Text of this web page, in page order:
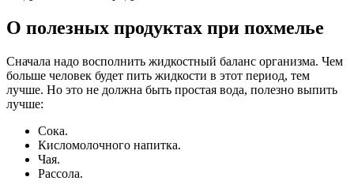
О полезных продуктах при похмелье
Сначала надо восполнить жидкостный баланс организма. Чем
больше человек будет пить жидкости в этот период, тем
лучше. Но это не должна быть простая вода, полезно выпить
лучше:
Сока.
Кисломолочного напитка.
Чая.
Рассола.